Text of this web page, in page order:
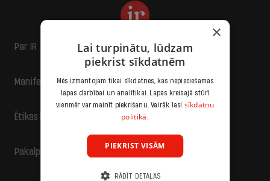
Par IR
Manifests
Ētikas kodekss
Pakalpojumu sniegšanas noteikumi
×
Lai turpinātu, lūdzam
piekrist sīkdatnēm
Mēs izmantojam tikai sīkdatnes, kas nepieciešamas
lapas darbībai un analītikai. Lapas kreisajā stūrī
vienmēr var mainīt piekrišanu. Vairāk lasi sīkdatņu
politikā.
PIEKRIST VISĀM
RĀDĪT DETAĻAS